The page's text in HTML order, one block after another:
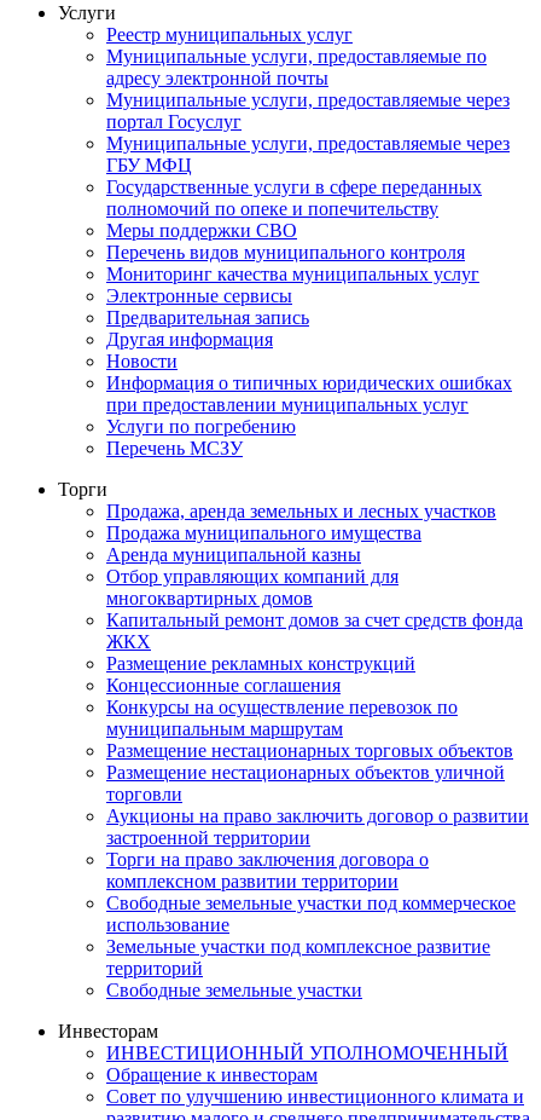
Услуги
Реестр муниципальных услуг
Муниципальные услуги, предоставляемые по
адресу электронной почты
Муниципальные услуги, предоставляемые через
портал Госуслуг
Муниципальные услуги, предоставляемые через
ГБУ МФЦ
Государственные услуги в сфере переданных
полномочий по опеке и попечительству
Меры поддержки СВО
Перечень видов муниципального контроля
Мониторинг качества муниципальных услуг
Электронные сервисы
Предварительная запись
Другая информация
Новости
Информация о типичных юридических ошибках
при предоставлении муниципальных услуг
Услуги по погребению
Перечень МСЗУ
Торги
Продажа, аренда земельных и лесных участков
Продажа муниципального имущества
Аренда муниципальной казны
Отбор управляющих компаний для
многоквартирных домов
Капитальный ремонт домов за счет средств фонда
ЖКХ
Размещение рекламных конструкций
Концессионные соглашения
Конкурсы на осуществление перевозок по
муниципальным маршрутам
Размещение нестационарных торговых объектов
Размещение нестационарных объектов уличной
торговли
Аукционы на право заключить договор о развитии
застроенной территории
Торги на право заключения договора о
комплексном развитии территории
Свободные земельные участки под коммерческое
использование
Земельные участки под комплексное развитие
территорий
Свободные земельные участки
Инвесторам
ИНВЕСТИЦИОННЫЙ УПОЛНОМОЧЕННЫЙ
Обращение к инвесторам
Совет по улучшению инвестиционного климата и